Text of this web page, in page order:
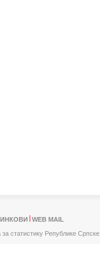
WEB MAIL
статистику Републике Српске,